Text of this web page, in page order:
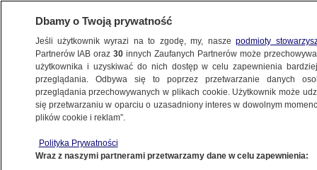
BIZNES
TECH
to zdecydowanie najgorszy miesiąc"
Dbamy o Twoją prywatność
Jeśli użytkownik wyrazi na to zgodę, my, naszepodmioty
Partnerów IAB oraz30 innych Zaufanych Partnerów może
użytkownika i uzyskiwać do nich dostęp w celu zapewnienia
przeglądania. Odbywa się to poprzez przetwarzanie danych
przeglądania przechowywanych w plikach cookie. Użytkownik może
się przetwarzaniu w oparciu o uzasadniony interes w dowolnym
plików cookie i reklam”.
Polityka Prywatności
Wraz z naszymi partnerami przetwarzamy dane w celu zapewnienia: